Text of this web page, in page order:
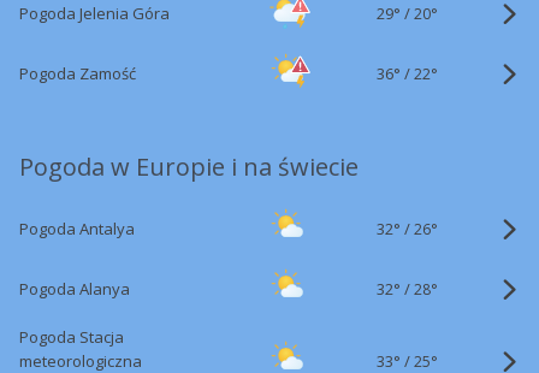
Pogoda Jelenia Góra 29° /20°
Pogoda Zamość 36° /22°
Pogoda w Europie i na świecie
Pogoda Antalya 32° /26°
Pogoda Alanya 32° /28°
Pogoda Stacja
meteorologiczna
33° /25°